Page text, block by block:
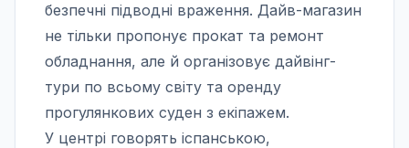
безпечні підводні враження. Дайв-магазин
не тільки пропонує прокат та ремонт
обладнання, але й організовує дайвінг-
тури по всьому світу та оренду
прогулянкових суден з екіпажем.
У центрі говорять іспанською,